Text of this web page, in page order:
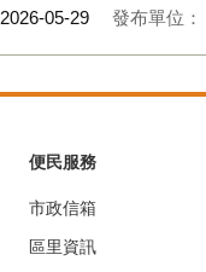
2026-05-29 發布單位：
便民服務
市政信箱
區里資訊